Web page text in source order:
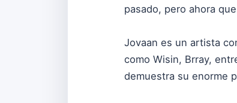
pasado, pero ahora
Jovaan es un artista
como Wisin, Brray,
demuestra su enorme